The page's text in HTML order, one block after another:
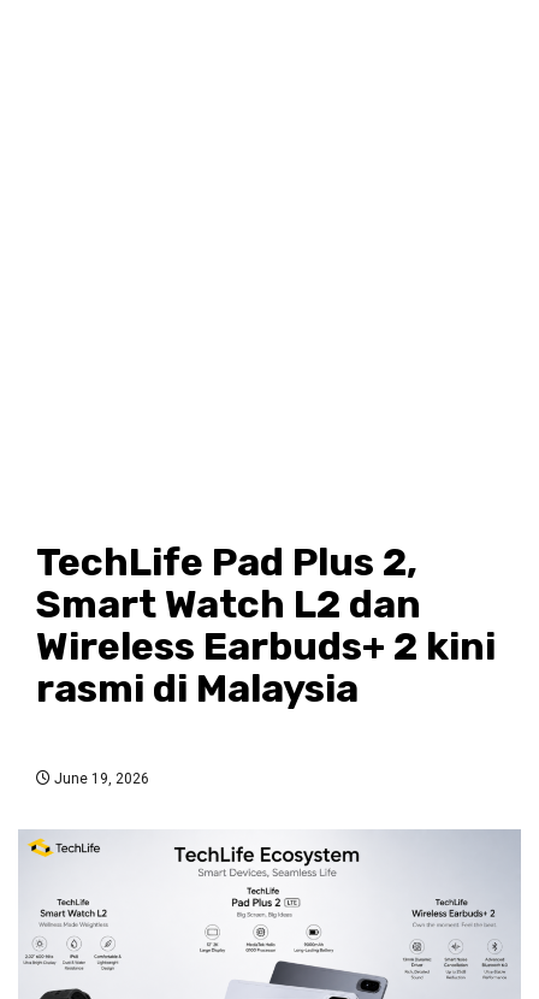
TechLife Pad Plus 2,
Smart Watch L2 dan
Wireless Earbuds+ 2 kini
rasmi di Malaysia
June 19, 2026